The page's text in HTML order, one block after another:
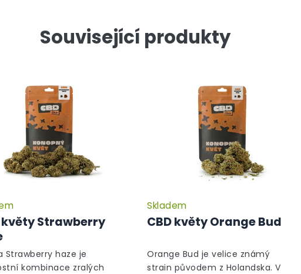
Související produkty
květy Strawberry
Strawberry haze je
kombinace zralých
CBD květy Orange Bud
Skladem
Orange Bud je velice známý
strain původem z Holandska. V